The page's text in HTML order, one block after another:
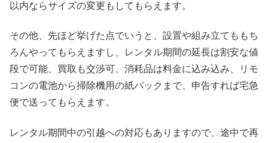
以内ならサイズの変更もしてもらえます。
その他、先ほど挙げた点でいうと、設置や組み立てももち
ろんやってもらえますし、レンタル期間の延長は割安な値
段で可能、買取も交渉可、消耗品は料金に込み込み、リモ
コンの電池から掃除機用の紙パックまで、申告すれば宅急
便で送ってもらえます。
レンタル期間中の引越への対応もありますので、途中で再